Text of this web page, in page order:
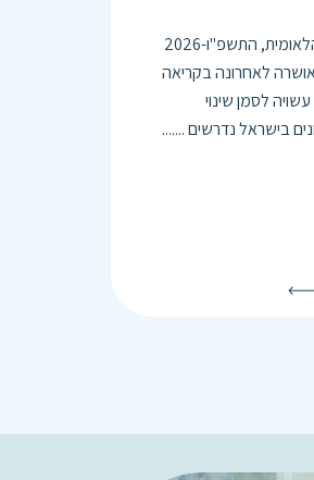
הצעת חוק הגנת הסייבר הלאומית, התשפ"ו-2026
לאחרונה בקריאה
לסמן שינוי
בישראל נדרשים .......